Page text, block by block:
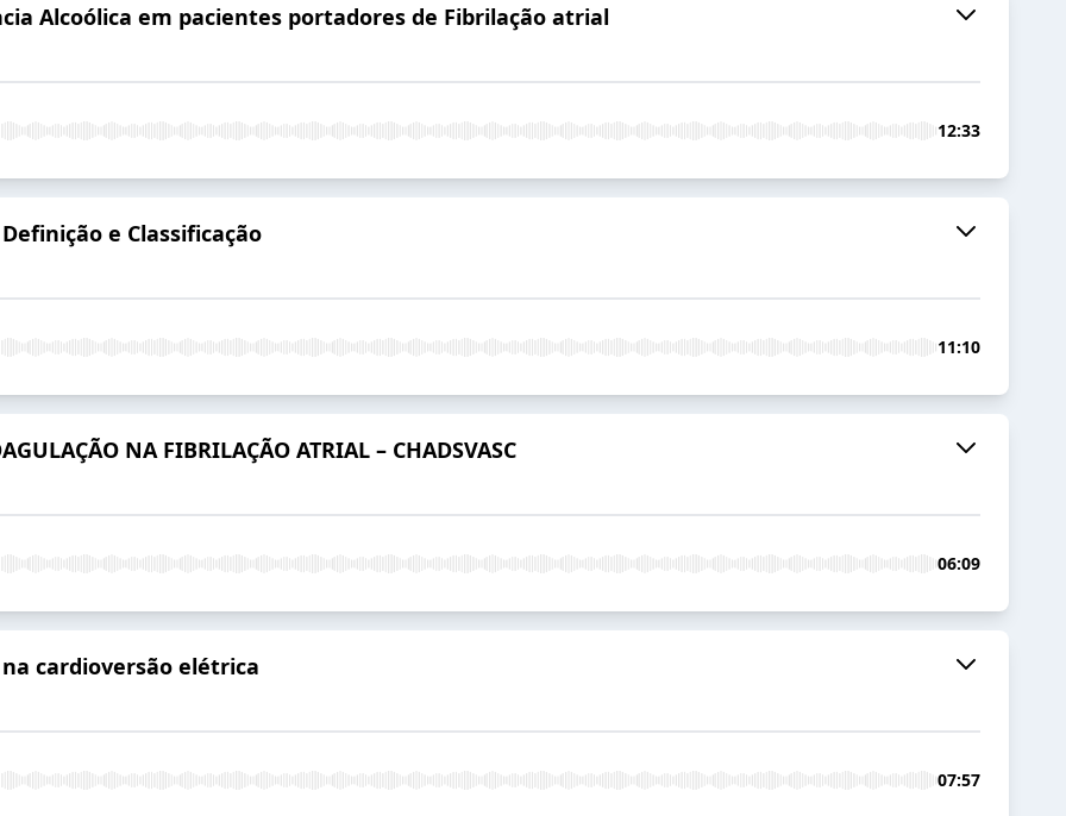
Alcoólica em pacientes portadores de Fibrilação atrial
12:33
e Classificação
11:10
NA FIBRILAÇÃO ATRIAL – CHADSVASC
06:09
cardioversão elétrica
07:57